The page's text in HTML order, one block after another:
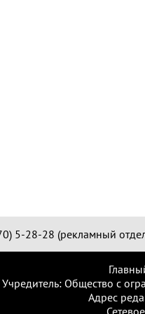
5-28-28 (рекламный
Учредитель: Общество с
Адрес